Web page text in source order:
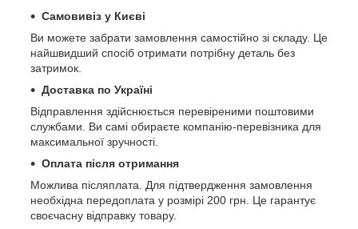
Самовивіз у Києві
Ви можете забрати замовлення самостійно зі складу. Це
найшвидший спосіб отримати потрібну деталь без
затримок.
Доставка по Україні
Відправлення здійснюється перевіреними поштовими
службами. Ви самі обираєте компанію-перевізника для
максимальної зручності.
Оплата після отримання
Можлива післяплата. Для підтвердження замовлення
необхідна передоплата у розмірі 200 грн. Це гарантує
своєчасну відправку товару.